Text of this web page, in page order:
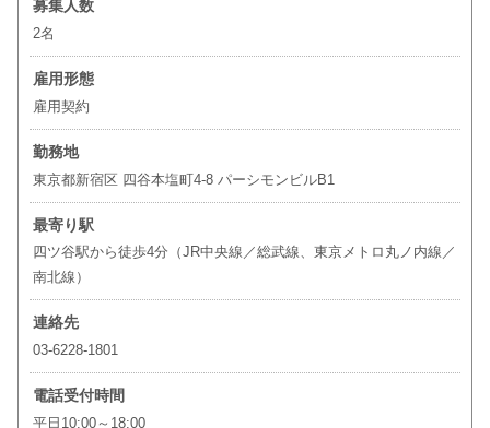
募集人数
2名
雇用形態
雇用契約
勤務地
東京都新宿区 四谷本塩町4-8 パーシモンビルB1
最寄り駅
四ツ谷駅から徒歩4分（JR中央線／総武線、東京メトロ丸ノ内線／
南北線）
連絡先
03-6228-1801
電話受付時間
平日10:00～18:00